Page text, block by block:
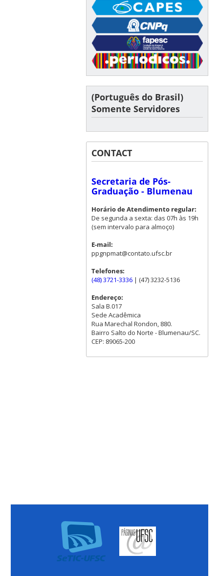
(Português do Brasil)
Somente Servidores
CONTACT
Secretaria de Pós-
Graduação - Blumenau
Horário de Atendimento regular:
De segunda a sexta: das 07h às 19h
(sem intervalo para almoço)
E-mail:
ppgnpmat@contato.ufsc.br
Telefones:
(48) 3721-3336| (47) 3232-5136
Endereço:
Sala B.017
Sede Acadêmica
Rua Marechal Rondon, 880.
Bairro Salto do Norte - Blumenau/SC.
CEP: 89065-200